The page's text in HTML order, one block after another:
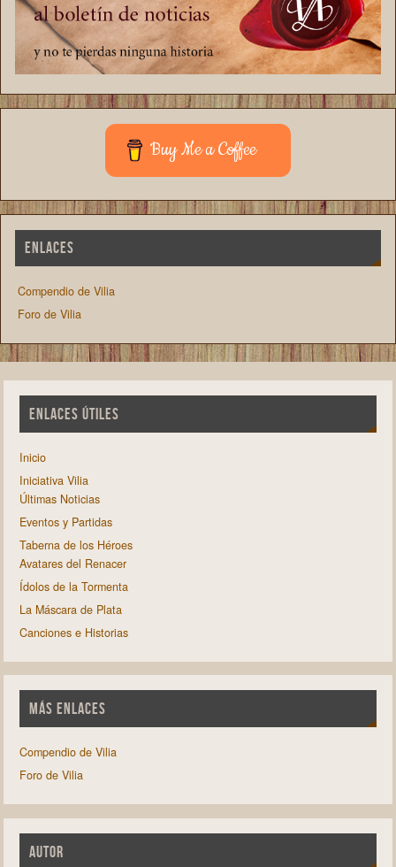
Buy Me a Coffee
ENLACES
Compendio de Vilia
Foro de Vilia
ENLACES ÚTILES
Inicio
Iniciativa Vilia
Últimas Noticias
Eventos y Partidas
Taberna de los Héroes
Avatares del Renacer
Ídolos de la Tormenta
La Máscara de Plata
Canciones e Historias
MÁS ENLACES
Compendio de Vilia
Foro de Vilia
AUTOR